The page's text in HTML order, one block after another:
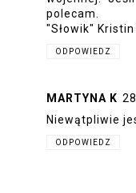
polecam.
"Słowik"
ODPOWIEDZ
MARTYNA K
Niewątpliwie
ODPOWIEDZ